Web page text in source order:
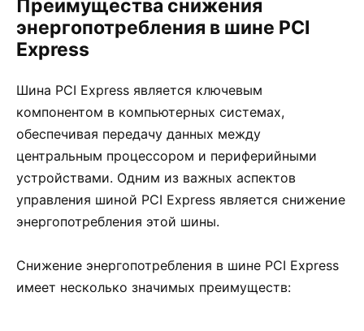
Преимущества снижения
энергопотребления в шине PCI
Express
Шина PCI Express является ключевым
компонентом в компьютерных системах,
обеспечивая передачу данных между
центральным процессором и периферийными
устройствами. Одним из важных аспектов
управления шиной PCI Express является снижение
энергопотребления этой шины.
Снижение энергопотребления в шине PCI Express
имеет несколько значимых преимуществ: